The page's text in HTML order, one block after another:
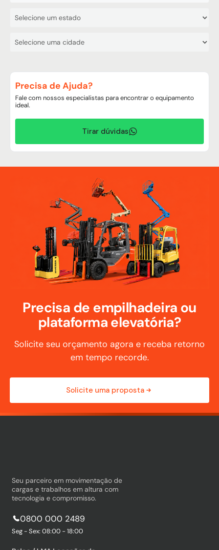
Precisa de Ajuda?
Fale com nossos especialistas para encontrar o equipamento
ideal.
Tirar dúvidas
Precisa de empilhadeira ou
plataforma elevatória?
Solicite seu orçamento agora e receba retorno
em tempo recorde.
Solicite uma proposta
Seu parceiro em movimentação de
cargas e trabalhos em altura com
tecnologia e compromisso.
0800 000 2489
Seg - Sex: 08:00 - 18:00